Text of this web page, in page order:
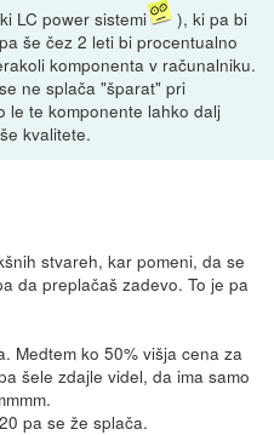
LC power sistemi
), ki pa bi
še čez 2 leti bi procentualno
komponenta v računalniku.
ne splača "šparat" pri
le te komponente lahko dalj
kvalitete.
stvareh, kar pomeni, da se
da preplačaš zadevo. To je pa
Medtem ko 50% višja cena za
šele zdajle videl, da ima samo
pa se že splača.